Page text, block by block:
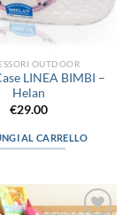
OUTDOOR
LINEA BIMBI –
Helan
€29.00
AL CARRELLO